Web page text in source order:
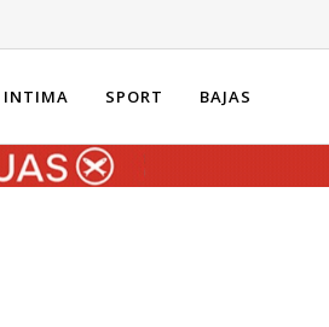
INTIMA SPORT BAJAS